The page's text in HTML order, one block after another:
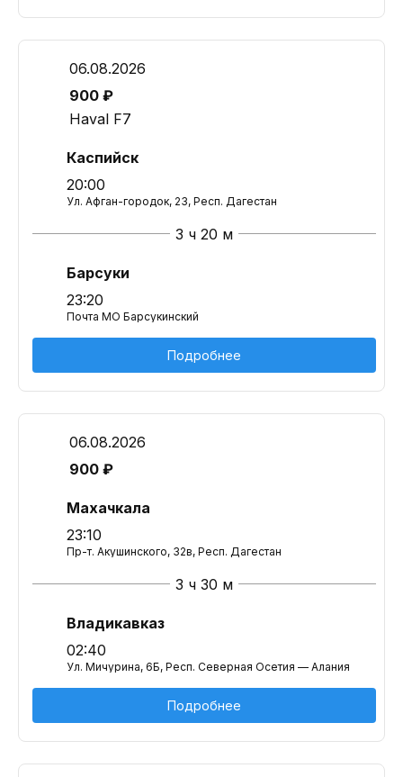
06.08.2026
900 ₽
Haval F7
Каспийск
20:00
Ул. Афган-городок, 23, Респ. Дагестан
3 ч 20 м
Барсуки
23:20
Почта МО Барсукинский
Подробнее
06.08.2026
900 ₽
Махачкала
23:10
Пр-т. Акушинского, 32в, Респ. Дагестан
3 ч 30 м
Владикавказ
02:40
Ул. Мичурина, 6Б, Респ. Северная Осетия — Алания
Подробнее